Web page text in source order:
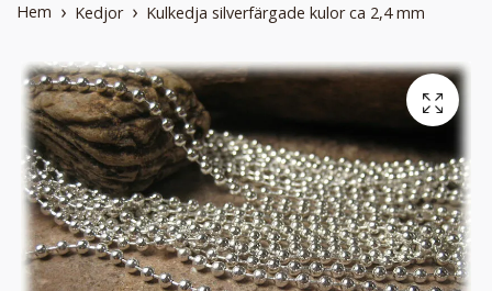
Hem Kedjor Kulkedja silverfärgade kulor ca 2,4 mm